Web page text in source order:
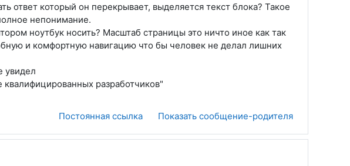
ответ который он перекрывает, выделяется текст блока? Такое
непонимание.
ноутбук носить? Масштаб страницы это ничто иное как так
и комфортную навигацию что бы человек не делал лишних
увидел
квалифицированных разработчиков"
Постоянная ссылка
Показать сообщение-родителя